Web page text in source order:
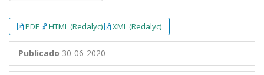
PDF HTML (Redalyc) XML (Redalyc)
Publicado 30-06-2020